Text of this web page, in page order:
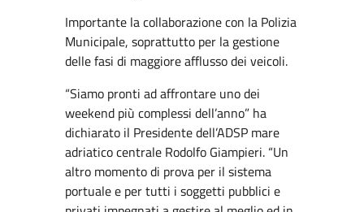
Importante la collaborazione con la Polizia
Municipale, soprattutto per la gestione
delle fasi di maggiore afflusso dei veicoli.
“Siamo pronti ad affrontare uno dei
weekend più complessi dell’anno” ha
dichiarato il Presidente dell’ADSP mare
adriatico centrale Rodolfo Giampieri. “Un
altro momento di prova per il sistema
portuale e per tutti i soggetti pubblici e